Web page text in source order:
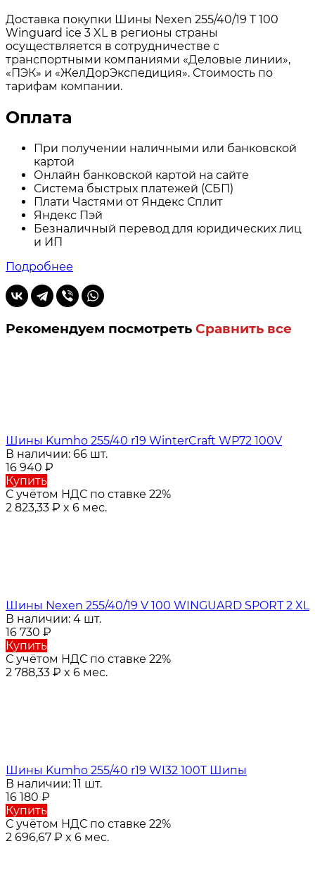
Доставка покупки Шины Nexen 255/40/19 T 100
Winguard ice 3 XL в регионы страны
осуществляется в сотрудничестве с
транспортными компаниями «Деловые линии»,
«ПЭК» и «ЖелДорЭкспедиция». Стоимость по
тарифам компании.
Оплата
При получении наличными или банковской
картой
Онлайн банковской картой на сайте
Система быстрых платежей (СБП)
Плати Частями от Яндекс Сплит
Яндекс Пэй
Безналичный перевод для юридических лиц
и ИП
Подробнее
Рекомендуем посмотреть Сравнить все
Шины Kumho 255/40 r19 WinterCraft WP72 100V
В наличии: 66 шт.
16 940 ₽
Купить
С учётом НДС по ставке 22%
2 823,33 ₽ x 6 мес.
Шины Nexen 255/40/19 V 100 WINGUARD SPORT 2 XL
В наличии: 4 шт.
16 730 ₽
Купить
С учётом НДС по ставке 22%
2 788,33 ₽ x 6 мес.
Шины Kumho 255/40 r19 WI32 100T Шипы
В наличии: 11 шт.
16 180 ₽
Купить
С учётом НДС по ставке 22%
2 696,67 ₽ x 6 мес.